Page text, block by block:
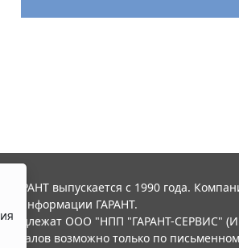
выпускается с 1990 года.
информации ГАРАНТ.
ООО "НПП "ГАРАНТ-СЕРВИС"
возможно только по